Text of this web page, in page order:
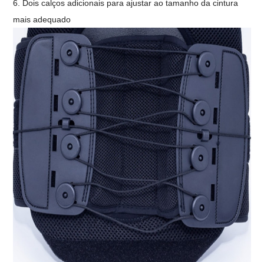
6. Dois calços adicionais para ajustar ao tamanho da cintura
mais adequado